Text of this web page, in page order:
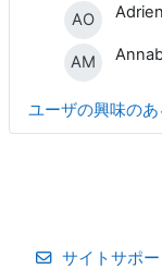
AO
AM
ユーザの興味の
サイトサポ